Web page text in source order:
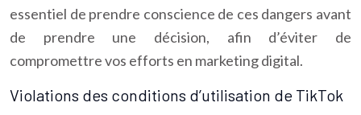
essentiel de prendre conscience de ces dangers avant
de prendre une décision, afin d’éviter de
compromettre vos efforts en marketing digital.
Violations des conditions d’utilisation de TikTok